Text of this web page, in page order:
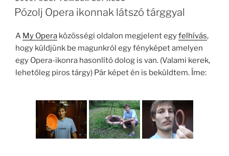
Pózolj Opera ikonnak látszó tárggyal
A My Opera közösségi oldalon megjelent egyfelhívás,
hogy küldjünk be magunkról egy fényképet amelyen
egy Opera-ikonra hasonlító dolog is van. (Valami kerek,
lehetőleg piros tárgy) Pár képet én is beküldtem. Íme: